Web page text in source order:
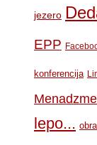
jezero
EPP
konferencija
lepo...